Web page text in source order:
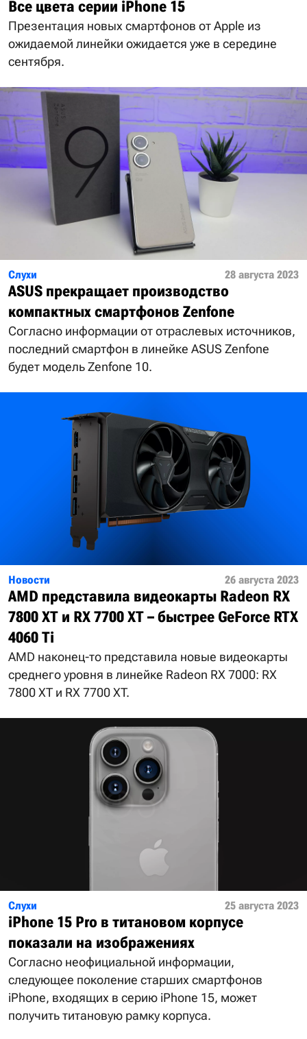
Все цвета серии iPhone 15
Презентация новых смартфонов от Apple из
ожидаемой линейки ожидается уже в середине
сентября.
Слухи 28 августа 2023
ASUS прекращает производство
компактных смартфонов Zenfone
Согласно информации от отраслевых источников,
последний смартфон в линейке ASUS Zenfone
будет модель Zenfone 10.
Новости 26 августа 2023
AMD представила видеокарты Radeon RX
7800 XT и RX 7700 XT – быстрее GeForce RTX
4060 Ti
AMD наконец-то представила новые видеокарты
среднего уровня в линейке Radeon RX 7000: RX
7800 XT и RX 7700 XT.
Слухи 25 августа 2023
iPhone 15 Pro в титановом корпусе
показали на изображениях
Согласно неофициальной информации,
следующее поколение старших смартфонов
iPhone, входящих в серию iPhone 15, может
получить титановую рамку корпуса.